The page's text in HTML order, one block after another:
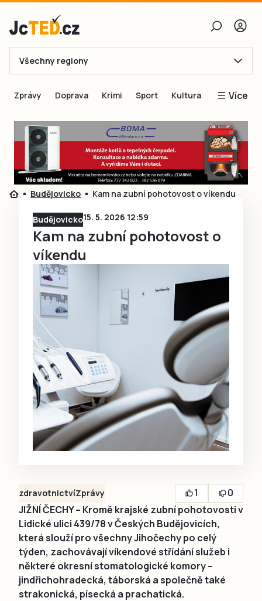
E-mail
Obnovit heslo
Přihlásit se
Přihlásit se přes Facebook
Ještě nemám účet, chci se
Všechny regiony
Zprávy Doprava Krimi Sport Kultura Více
Blogy
Inspirace
Čtenáři píší
Speciální přílohy
Inzerce
Budějovicko Kam na zubní pohotovost o víkendu
Budějovicko15. 5. 2026 12:59
Kam na zubní pohotovost o
víkendu
zdravotnictvíZprávy 1
0
JIŽNÍ ČECHY – Kromě krajské zubní pohotovosti v
Lidické ulici 439/78 v Českých Budějovicích,
která slouží pro všechny Jihočechy po celý
týden, zachovávají víkendové střídání služeb i
některé okresní stomatologické komory –
jindřichohradecká, táborská a společně také
strakonická, písecká a prachatická.